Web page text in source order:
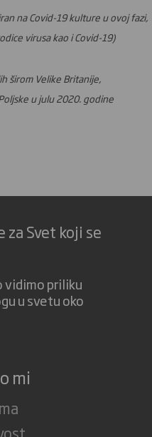
na Covid-19 kulture u ovoj fazi,
virusa kao i Covid-19)
širom Velike Britanije,
u julu 2020. godine
Svet koji se
vidimo priliku
u svetu oko
mi